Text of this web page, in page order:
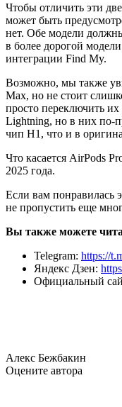
Чтобы отличить эти
может быть
нет. Обе модели
в более дорогой
интеграции Find My.
Возможно, мы также
Max, но не стоит
просто переключить
Lightning, но в них по-
чип H1, что и в
Что касается AirPods
2025 года.
Если вам понравилась
не пропустить еще
Вы также можете
Telegram: https://
Яндекс Дзен:
Официальный
Алекс Бежбакин
Оцените автора